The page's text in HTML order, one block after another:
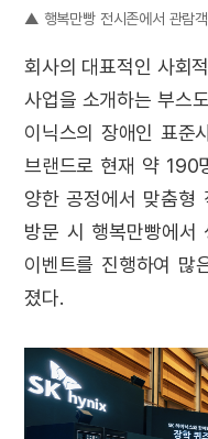
▲ 행복만빵 전시존에서 관람
회사의 대표적인 사회
사업을 소개하는 부스
이닉스의 장애인 표준
브랜드로 현재 약 190
양한 공정에서 맞춤형
방문 시 행복만빵에서
이벤트를 진행하여 많
졌다.